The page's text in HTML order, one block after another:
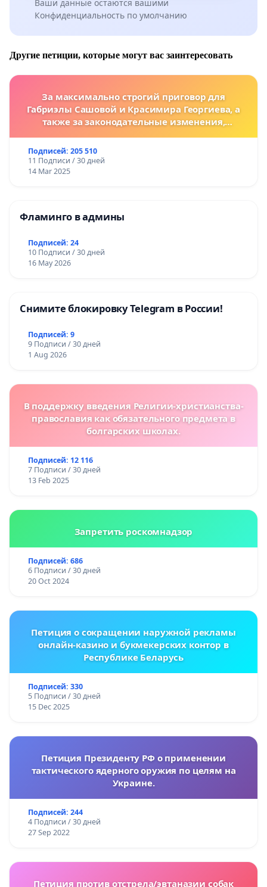
Ваши данные остаются вашими
Конфиденциальность по умолчанию
Другие петиции, которые могут вас заинтересовать
За максимально строгий приговор для
Габриэлы Сашовой и Красимира Георгиева, а
также за законодательные изменения,
за преступления против животных!
Подписей: 205 510
11 Подписи / 30 дней
14 Mar 2025
Фламинго в админы
Подписей: 24
10 Подписи / 30 дней
16 May 2026
Снимите блокировку Telegram в России!
Подписей: 9
9 Подписи / 30 дней
1 Aug 2026
В поддержку введения Религии-христианства-
православия как обязательного предмета в
болгарских школах.
Подписей: 12 116
7 Подписи / 30 дней
13 Feb 2025
Запретить роскомнадзор
Подписей: 686
6 Подписи / 30 дней
20 Oct 2024
Петиция о сокращении наружной рекламы
онлайн-казино и букмекерских контор в
Республике Беларусь
Подписей: 330
5 Подписи / 30 дней
15 Dec 2025
Петиция Президенту РФ о применении
тактического ядерного оружия по целям на
Украине.
Подписей: 244
4 Подписи / 30 дней
27 Sep 2022
Петиция против отстрела/эвтаназии собак